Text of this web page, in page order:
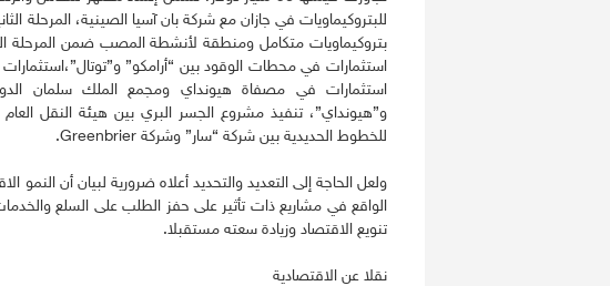
للبتروكيماويات في جازان مع شركة بان آسيا الصينية، المرحلة
بتروكيماويات متكامل ومنطقة لأنشطة المصب ضمن المرحلة
استثمارات في محطات الوقود بين “أرامكو”
استثمارات في مصفاة هيونداي ومجمع الملك سلمان
للخطوط الحديدية بين شركة “سار” وشركة Greenbrier.
ولعل الحاجة إلى التعديد والتحديد أعلاه ضرورية لبيان أن
الواقع في مشاريع ذات تأثير على حفز الطلب على السلع
تنويع الاقتصاد وزيادة سعته مستقبلا.
نقلا عن الاقتصادية